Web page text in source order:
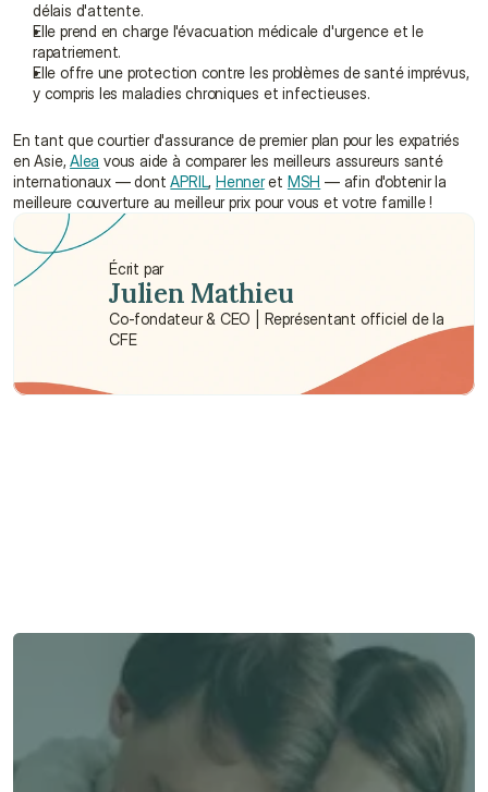
délais d'attente.
Elle prend en charge l'évacuation médicale d'urgence et le
rapatriement.
Elle offre une protection contre les problèmes de santé imprévus,
y compris les maladies chroniques et infectieuses.
En tant que courtier d'assurance de premier plan pour les expatriés
en Asie, Alea vous aide à comparer les meilleurs assureurs santé
internationaux — dont APRIL, Henner et MSH — afin d'obtenir la
meilleure couverture au meilleur prix pour vous et votre famille !
Écrit par
Julien Mathieu
Co-fondateur & CEO | Représentant officiel de la
CFE